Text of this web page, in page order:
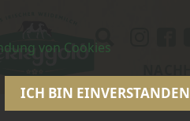
von Cookies
ICH BIN EINVERSTANDEN